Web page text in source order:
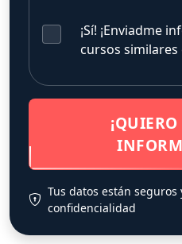
¡Sí! ¡Enviadme
cursos
Tus datos están
confidencialidad